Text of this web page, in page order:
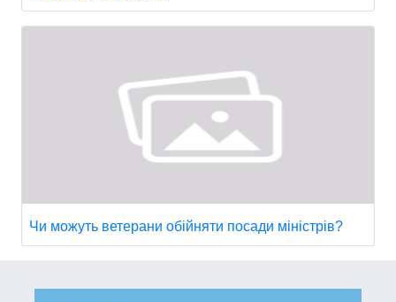
Чи можуть ветерани обійняти посади міністрів?